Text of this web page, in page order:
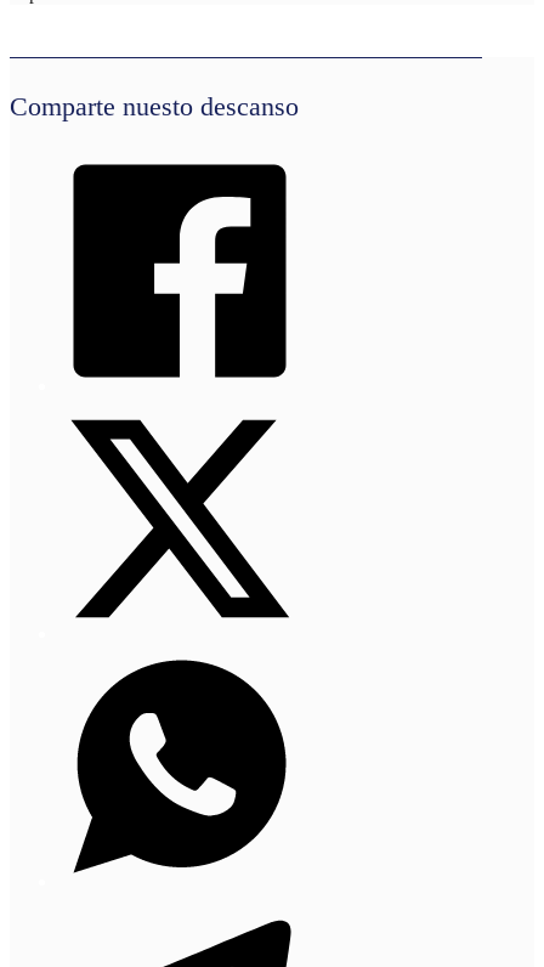
Comparte nuesto descanso